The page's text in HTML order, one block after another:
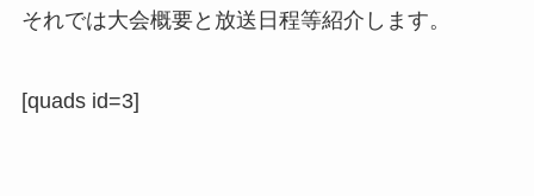
それでは大会概要と放送日程等紹介します。
[quads id=3]